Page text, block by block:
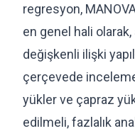
regresyon,
en genel hali olarak,
değişkenli ilişki
çerçevede
yükler ve çapraz
edilmeli, fazlalık